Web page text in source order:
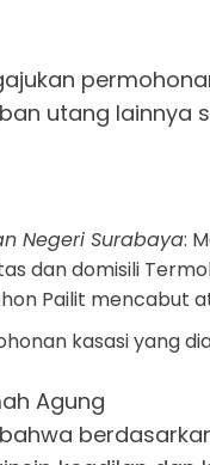
utang lainnya
Negeri Surabaya:
dan domisili
Pailit mencabut
kasasi yang
Agung